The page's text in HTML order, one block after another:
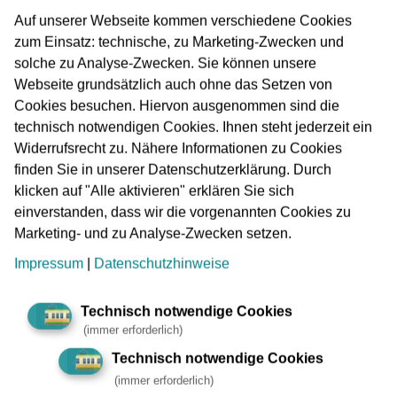
Work-Life-Balance
Gleitzeit-, Teilzeit- und Freizeit-Regelungen
Weitere Benefits
IT
Auf unserer Webseite kommen verschiedene Cookies
zum Einsatz: technische, zu Marketing-Zwecken und
solche zu Analyse-Zwecken. Sie können unsere
Webseite grundsätzlich auch ohne das Setzen von
Cookies besuchen. Hiervon ausgenommen sind die
technisch notwendigen Cookies. Ihnen steht jederzeit ein
Widerrufsrecht zu. Nähere Informationen zu Cookies
finden Sie in unserer Datenschutzerklärung. Durch
klicken auf "Alle aktivieren" erklären Sie sich
einverstanden, dass wir die vorgenannten Cookies zu
Marketing- und zu Analyse-Zwecken setzen.
Impressum
Datenschutzhinweise
Technisch notwendige Cookies
(immer erforderlich)
Technisch notwendige Cookies
(immer erforderlich)